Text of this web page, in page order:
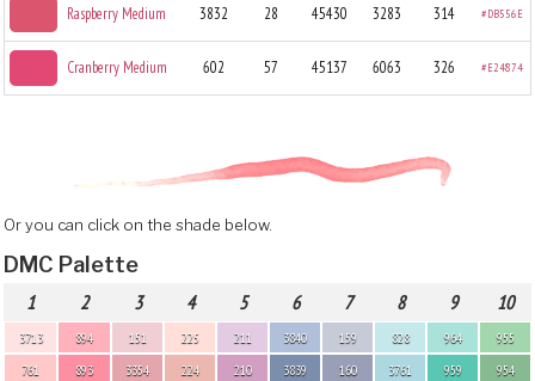
Raspberry Medium 3832 28 45430 3283 314 #DB556E
Cranberry Medium 602 57 45137 6063 326 #E24874
Or you can click on the shade below.
DMC Palette
1 2 3 4 5 6 7 8 9 10
3713
761
894
893
151
3354
225
224
211
210
3840
3839
159
160
828
3761
964
959
955
954